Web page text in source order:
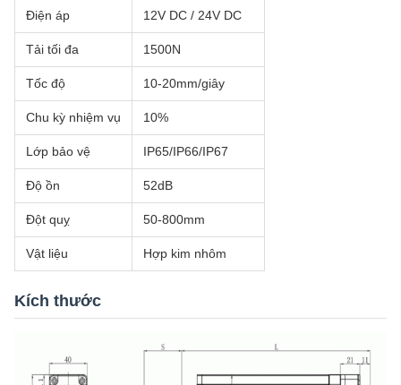
Điện áp 12V DC / 24V DC
Tải tối đa 1500N
Tốc độ 10-20mm/giây
Chu kỳ nhiệm vụ 10%
Lớp bảo vệ IP65/IP66/IP67
Độ ồn 52dB
Đột quỵ 50-800mm
Vật liệu Hợp kim nhôm
Kích thước